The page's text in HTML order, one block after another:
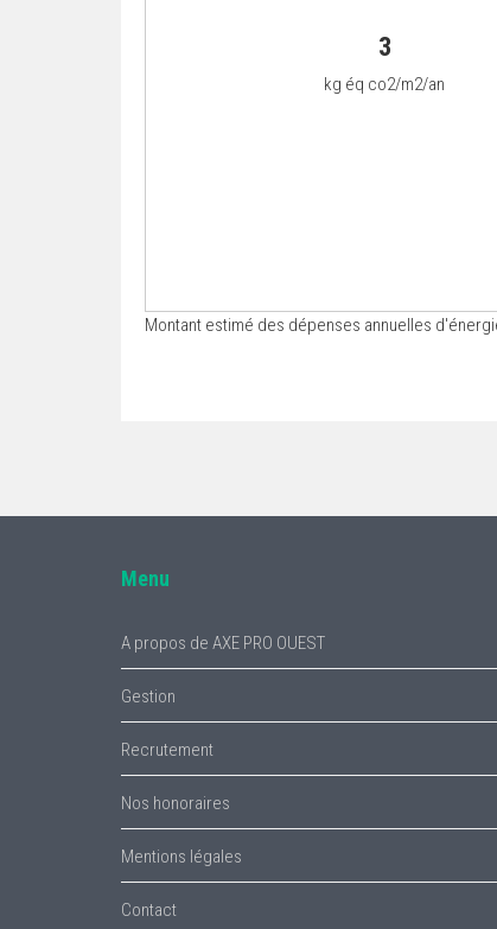
3
kg éq co2/m2/an
Montant estimé des dépenses annuelles
Menu
A propos de AXE PRO OUEST
Gestion
Recrutement
Nos honoraires
Mentions légales
Contact